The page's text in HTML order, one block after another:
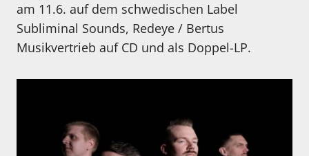
am 11.6. auf dem schwedischen Label
Subliminal Sounds, Redeye / Bertus
Musikvertrieb auf CD und als Doppel-LP.